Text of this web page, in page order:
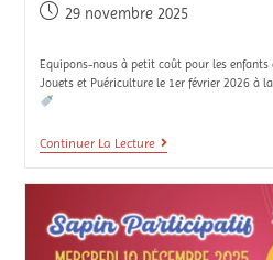
29 novembre 2025
Equipons-nous à petit coût pour les enfants
Jouets et Puériculture le 1er février 2026 à
Continuer La Lecture